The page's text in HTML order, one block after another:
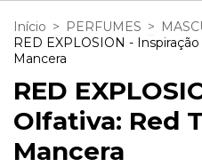
Início > PERFUMES >
RED EXPLOSION -
Mancera
RED
Olfativa: Red
Mancera